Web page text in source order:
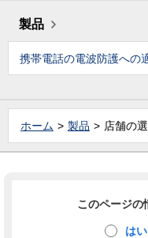
製品
携帯電話の電波防護への
ホーム 製品 店舗の
このページの
はい